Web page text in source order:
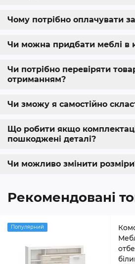
Чому потрібно оплачувати
Чи можна придбати меблі в
Чи потрібно перевіряти
отриманням?
Чи зможу я самостійно
Що робити якщо
пошкоджені деталі?
Чи можливо змінити
Рекомендовані
Популярний